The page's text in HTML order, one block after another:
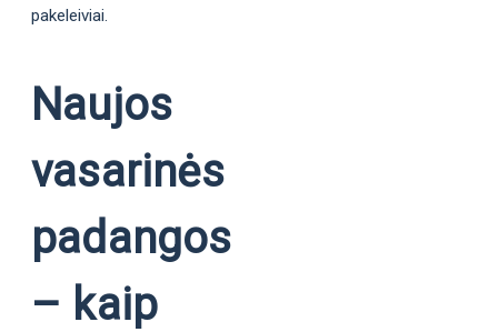
pakeleiviai.
Naujos
vasarinės
padangos
– kaip